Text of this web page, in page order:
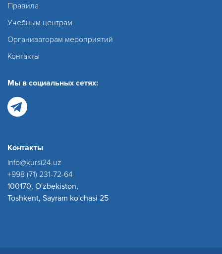
Правила
Учебным центрам
Организаторам мероприятий
Контакты
Мы в социальных сетях:
Контакты
info@kursi24.uz
+998 (71) 231-72-64
100170, O'zbekiston,
Toshkent, Sayram ko'chasi 25